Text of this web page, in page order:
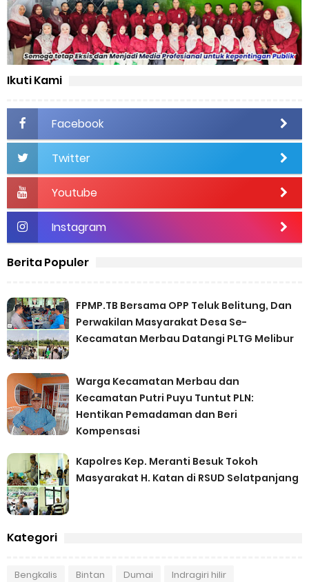
Ikuti Kami
Facebook
Twitter
Youtube
Instagram
Berita Populer
FPMP.TB Bersama OPP Teluk Belitung, Dan
Perwakilan Masyarakat Desa Se-
Kecamatan Merbau Datangi PLTG Melibur
Warga Kecamatan Merbau dan
Kecamatan Putri Puyu Tuntut PLN:
Hentikan Pemadaman dan Beri
Kompensasi
Kapolres Kep. Meranti Besuk Tokoh
Masyarakat H. Katan di RSUD Selatpanjang
Kategori
Bengkalis Bintan Dumai
Indragiri hilir